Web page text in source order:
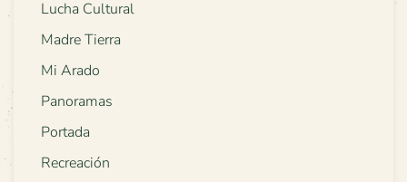
Lucha Cultural
Madre Tierra
Mi Arado
Panoramas
Portada
Recreación